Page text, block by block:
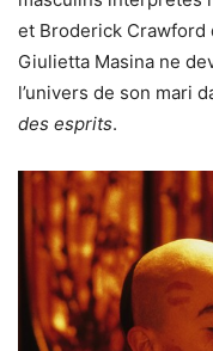
et Broderick Crawford
Giulietta Masina ne
l’univers de son mari
des esprits.